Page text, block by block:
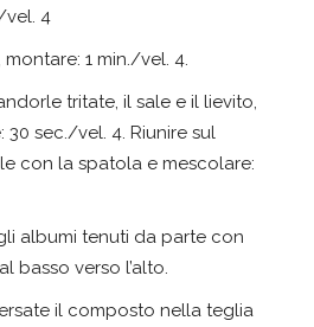
vel. 4
1 min./vel. 4.
tritate, il sale e il lievito,
30 sec./vel. 4. Riunire sul
con la spatola e mescolare:
albumi tenuti da parte con
basso verso l’alto.
il composto nella teglia